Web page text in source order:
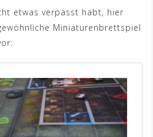
etwas verpasst habt, hier
Miniaturenbrettspiel